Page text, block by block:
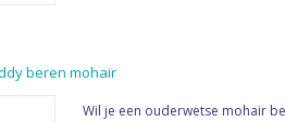
beren mohair
Wil je een ouderwetse mohair